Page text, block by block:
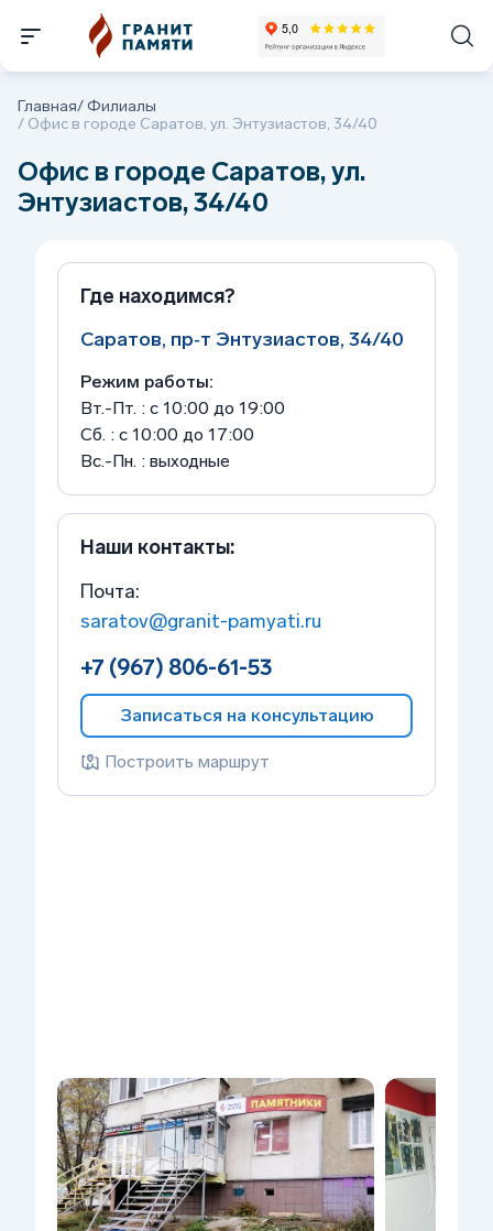
Главная/Филиалы
/ Офис в городе Саратов, ул. Энтузиастов, 34/40
Офис в городе Саратов, ул.
Энтузиастов, 34/40
Где находимся?
Саратов, пр‑т Энтузиастов, 34/40
Режим работы:
Вт.-Пт. : с 10:00 до 19:00
Сб. : с 10:00 до 17:00
Вс.-Пн. : выходные
Наши контакты:
Почта:
saratov@granit-pamyati.ru
+7 (967) 806-61-53
Записаться на консультацию
Построить маршрут